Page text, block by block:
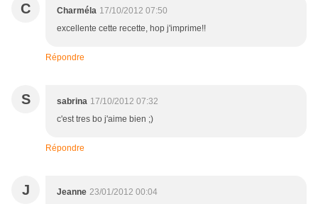
C Charméla 17/10/2012 07:50
excellente cette recette, hop j'imprime!!
Répondre
S sabrina 17/10/2012 07:32
c'est tres bo j'aime bien ;)
Répondre
J Jeanne 23/01/2012 00:04